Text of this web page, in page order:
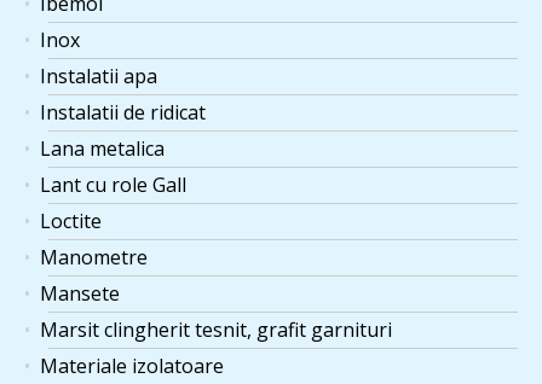
Inox
Instalatii apa
Instalatii de ridicat
Lana metalica
Lant cu role Gall
Loctite
Manometre
Mansete
Marsit clingherit tesnit, grafit garnituri
Materiale izolatoare